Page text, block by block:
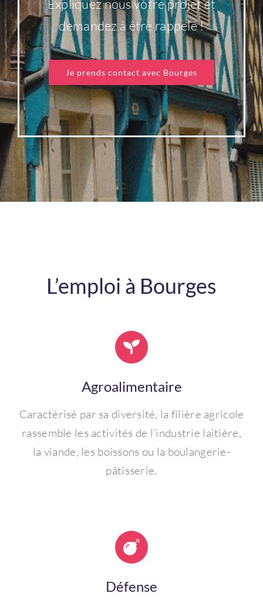
Expliquez nous votre projet et
demandez à être rappelé !
Je prends contact avec Bourges
L’emploi à Bourges
Agroalimentaire
Caractérisé par sa diversité, la filière agricole
rassemble les activités de l’industrie laitière,
la viande, les boissons ou la boulangerie-
pâtisserie.
Défense
demande